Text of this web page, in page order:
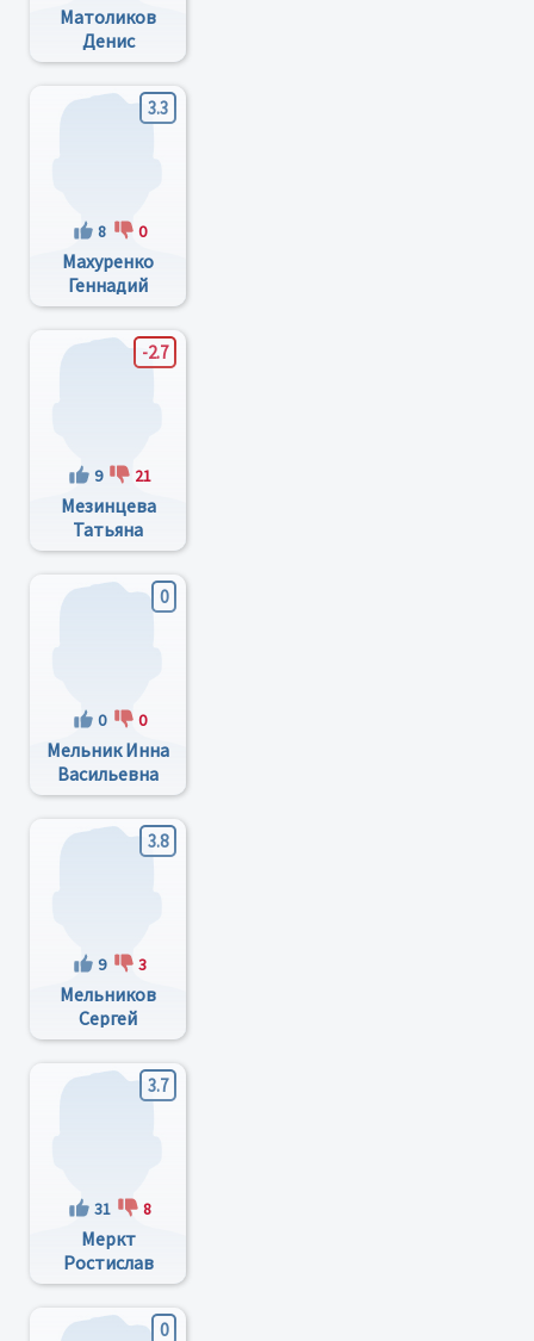
Матоликов
Денис
Павлович
3.3
8 0
Махуренко
Геннадий
Сергеевич
-2.7
9 21
Мезинцева
Татьяна
Андреевна
0
0 0
Мельник Инна
Васильевна
3.8
9 3
Мельников
Сергей
Валерьевич
3.7
31 8
Меркт
Ростислав
Владимирович
0